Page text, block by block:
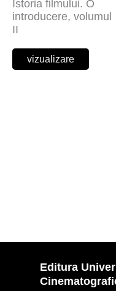
Istoria filmului. O
introducere, volumul
II
vizualizare
Editura